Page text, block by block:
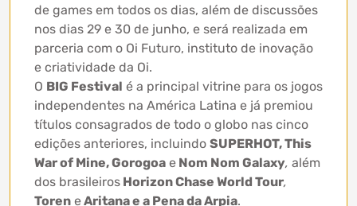
de games em todos os dias, além de discussões
nos dias 29 e 30 de junho, e será realizada em
parceria com o Oi Futuro, instituto de inovação
e criatividade da Oi.
O BIG Festival é a principal vitrine para os jogos
independentes na América Latina e já premiou
títulos consagrados de todo o globo nas cinco
edições anteriores, incluindo SUPERHOT, This
War of Mine, Gorogoa e Nom Nom Galaxy, além
dos brasileiros Horizon Chase World Tour,
Toren eAritana e a Pena da Arpia.